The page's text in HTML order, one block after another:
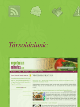
Társoldalunk: